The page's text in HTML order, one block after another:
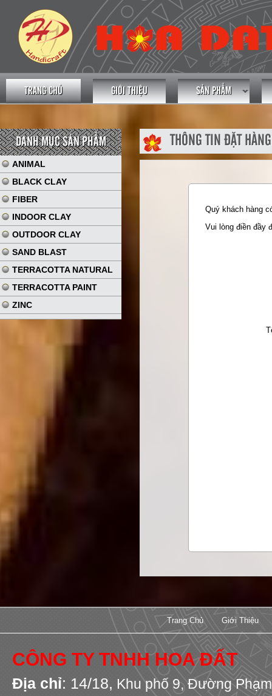
TRANG CHỦ GIỚI THIỆU SẢN PHẨM
DANH MỤC SẢN PHẨM
ANIMAL
BLACK CLAY
FIBER
INDOOR CLAY
OUTDOOR CLAY
SAND BLAST
TERRACOTTA NATURAL
TERRACOTTA PAINT
ZINC
THÔNG TIN ĐẶT HÀNG
Quý khách hàng
Vui lòng điền đầy
Trang Chủ Giới Thiệu
CÔNG TY TNHH HOA ĐẤT
Địa chỉ: 14/18, Khu phố 9,Đường Phạm